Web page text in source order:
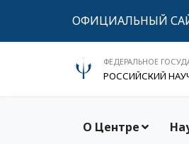
ОФИЦИАЛЬНЫЙ
ФЕДЕРАЛЬНОЕ
РОССИЙСКИЙ
О Центре